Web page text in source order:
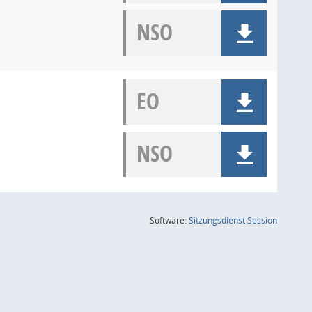
NSO
EO
NSO
Software:SitzungsdienstSession(Wird in